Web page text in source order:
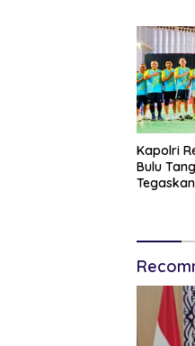
Kapolri
Bulu